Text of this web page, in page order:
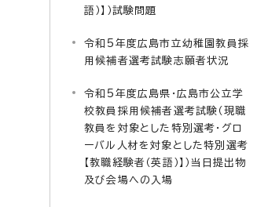
語）】）試験問題
令和5年度広島市立幼稚園教員採
用候補者選考試験志願者状況
令和5年度広島県・広島市公立学
校教員採用候補者選考試験（現職
教員を対象とした特別選考・グロ
ーバル人材を対象とした特別選考
【教職経験者（英語）】）当日提出物
及び会場への入場